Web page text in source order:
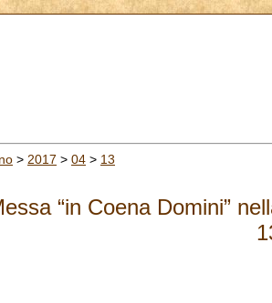
> 2017 > 04 > 13
“in Coena Domini”